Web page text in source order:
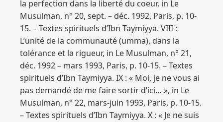
la perfection dans la liberté du coeur, in Le
Musulman, n° 20, sept. – déc. 1992, Paris, p. 10-
15. – Textes spirituels d’Ibn Taymiyya. VIII :
L’unité de la communauté (umma), dans la
tolérance et la rigueur, in Le Musulman, n° 21,
déc. 1992 – mars 1993, Paris, p. 10-15. – Textes
spirituels d’Ibn Taymiyya. IX : « Moi, je ne vous ai
pas demandé de me faire sortir d’ici… », in Le
Musulman, n° 22, mars-juin 1993, Paris, p. 10-15.
– Textes spirituels d’Ibn Taymiyya. X : « Je ne suis